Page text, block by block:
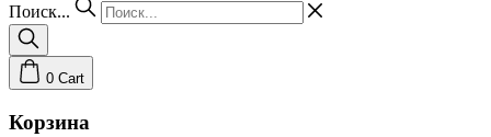
Поиск...
0 Cart
Корзина